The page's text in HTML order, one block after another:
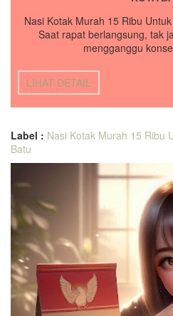
Nasi Kotak Murah 15 Ribu
Saat rapat berlangsung, tak
mengganggu
LIHAT DETAIL
Label : Nasi Kotak Murah 15 Ribu
Batu